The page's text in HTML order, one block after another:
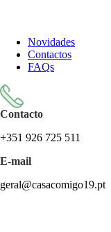
Novidades
Contactos
FAQs
Contacto
+351 926 725 511
E-mail
geral@casacomigo19.pt